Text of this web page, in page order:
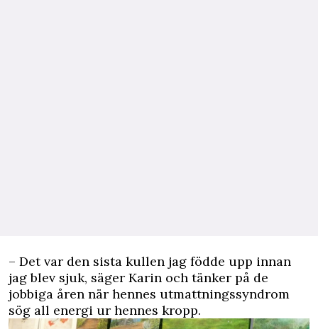
– Det var den sista kullen jag födde upp innan
jag blev sjuk, säger Karin och tänker på de
jobbiga åren när hennes utmattningssyndrom
sög all energi ur hennes kropp.